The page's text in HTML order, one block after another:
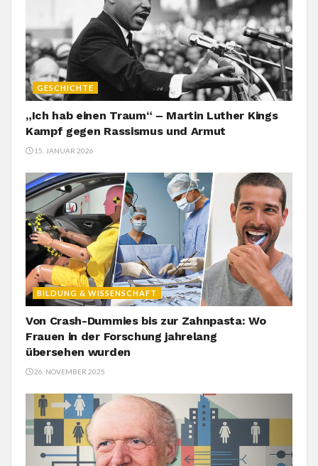
GESCHICHTE
„Ich hab einen Traum“ – Martin Luther Kings
Kampf gegen Rassismus und Armut
15. JANUAR 2026
BILDUNG & WISSENSCHAFT
Von Crash-Dummies bis zur Zahnpasta: Wo
Frauen in der Forschung jahrelang
übersehen wurden
26. NOVEMBER 2025